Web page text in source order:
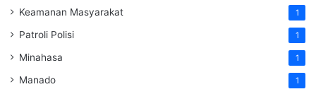
Keamanan Masyarakat 1
Patroli Polisi 1
Minahasa 1
Manado 1